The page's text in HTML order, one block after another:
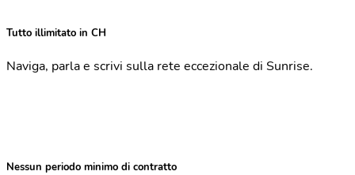
Tutto illimitato in CH
Naviga, parla e scrivi sulla rete eccezionale di Sunrise.
Nessun periodo minimo di contratto